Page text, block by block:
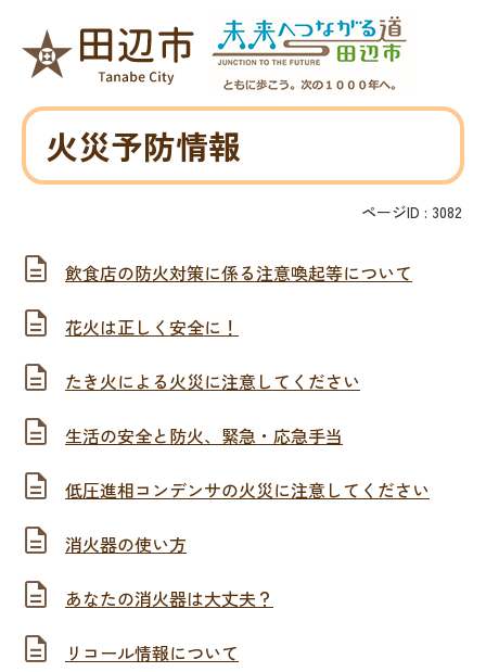
火災予防情報
ページID : 3082
飲食店の防火対策に係る注意喚起等について
花火は正しく安全に！
たき火による火災に注意してください
生活の安全と防火、緊急・応急手当
低圧進相コンデンサの火災に注意してください
消火器の使い方
あなたの消火器は大丈夫？
リコール情報について